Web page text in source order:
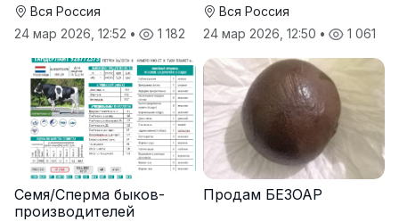
Вся Россия
24 мар 2026, 12:52 • 1 182
Вся Россия
24 мар 2026, 12:50 • 1 061
Семя/Сперма быков-
производителей
Продам БЕЗОАР